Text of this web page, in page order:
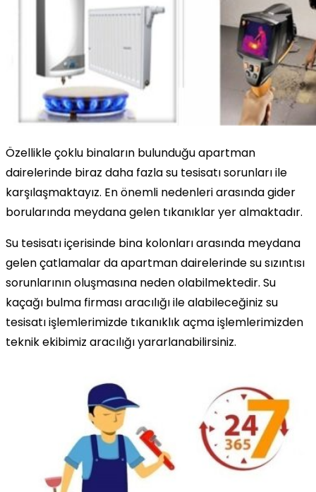
Özellikle çoklu binaların bulunduğu apartman
dairelerinde biraz daha fazla su tesisatı sorunları ile
karşılaşmaktayız. En önemli nedenleri arasında gider
borularında meydana gelen tıkanıklar yer almaktadır.
Su tesisatı içerisinde bina kolonları arasında meydana
gelen çatlamalar da apartman dairelerinde su sızıntısı
sorunlarının oluşmasına neden olabilmektedir. Su
kaçağı bulma firması aracılığı ile alabileceğiniz su
tesisatı işlemlerimizde tıkanıklık açma işlemlerimizden
teknik ekibimiz aracılığı yararlanabilirsiniz.